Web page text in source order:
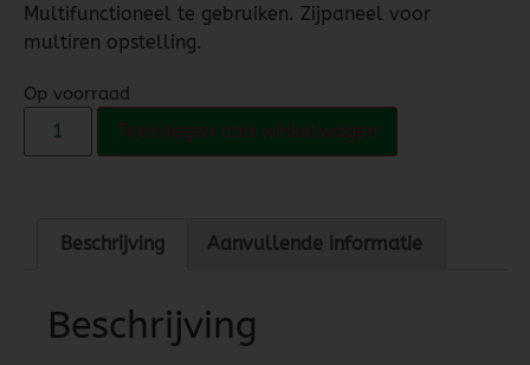
Multifunctioneel te gebruiken. Zijpaneel voor
multiren opstelling.
Op voorraad
Toevoegen aan winkelwagen
Beschrijving Aanvullende informatie
Beschrijving